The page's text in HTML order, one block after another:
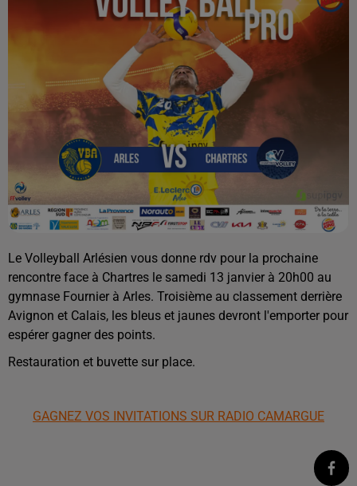
Le Volleyball Arlésien vous donne rdv pour la prochaine
rencontre face à Chartres le samedi 13 janvier à 20h00 au
gymnase Fournier à Arles. Troisième au classement derrière
Avignon et Calais, les bleus et jaunes devront l'emporter pour
espérer gagner des points.
Restauration et buvette sur place.
GAGNEZ VOS INVITATIONS SUR RADIO CAMARGUE